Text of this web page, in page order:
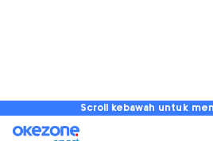
Scroll kebawah untuk